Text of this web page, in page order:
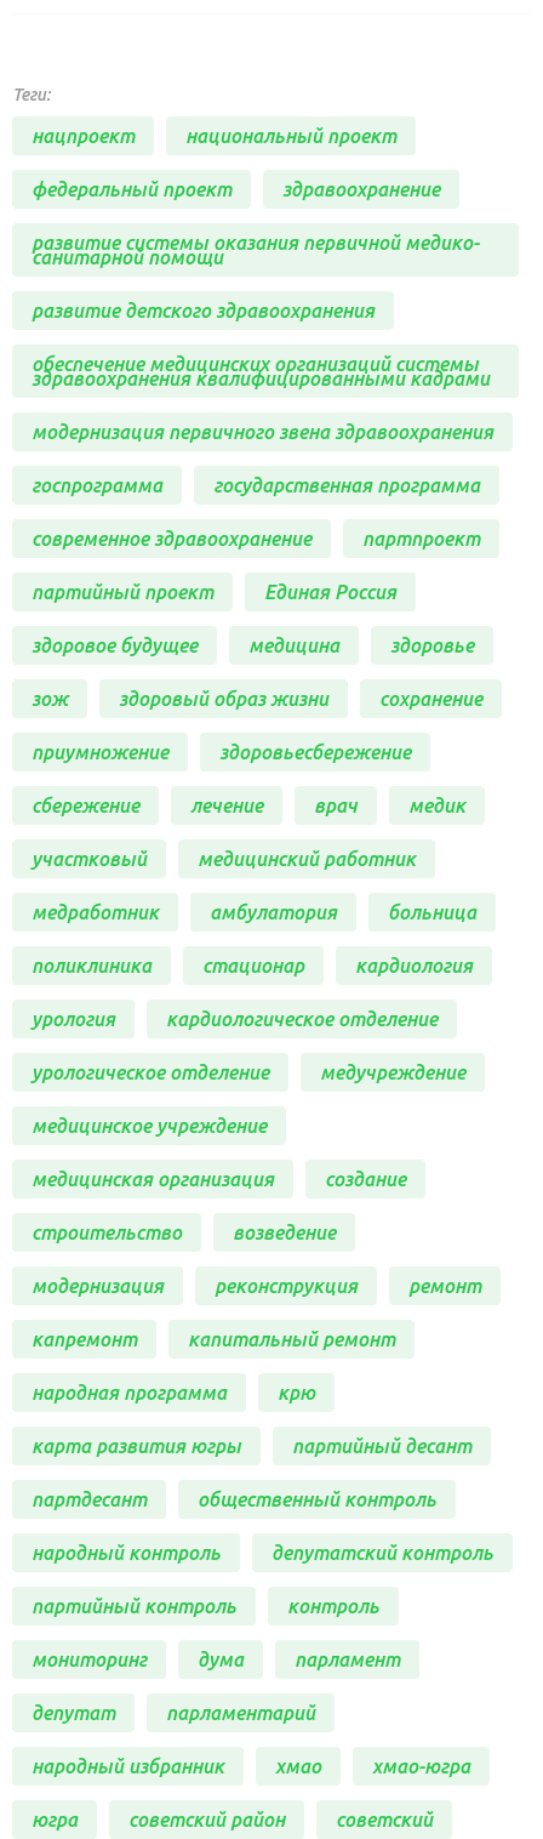
Теги:
нацпроект национальный проект
федеральный проект здравоохранение
развитие системы оказания первичной медико-
санитарной помощи
развитие детского здравоохранения
обеспечение медицинских организаций системы
здравоохранения квалифицированными кадрами
модернизация первичного звена здравоохранения
госпрограмма государственная программа
современное здравоохранение партпроект
партийный проект Единая Россия
здоровое будущее медицина здоровье
зож здоровый образ жизни сохранение
приумножение здоровьесбережение
сбережение лечение врач медик
участковый медицинский работник
медработник амбулатория больница
поликлиника стационар кардиология
урология кардиологическое отделение
урологическое отделение медучреждение
медицинское учреждение
медицинская организация создание
строительство возведение
модернизация реконструкция ремонт
капремонт капитальный ремонт
народная программа крю
карта развития югры партийный десант
партдесант общественный контроль
народный контроль депутатский контроль
партийный контроль контроль
мониторинг дума парламент
депутат парламентарий
народный избранник хмао хмао-югра
югра советский район советский